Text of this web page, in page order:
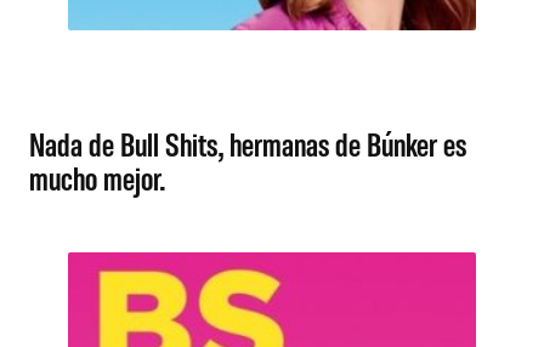
Nada de Bull Shits, hermanas de Búnker es
mucho mejor.